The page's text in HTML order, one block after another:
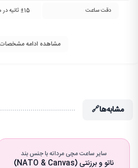
دقت ساعت ±15 ثانیه در ماه
مشاهده ادامه مشخصات
مشابه‌ها🔗
سایر ساعت مچی مردانه با جنس بند
ناتو و برزنتی (NATO & Canvas)